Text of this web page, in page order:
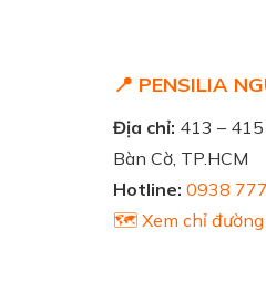
📍 PENSILIA
Địa chỉ: 413 –
Bàn Cờ, TP.HCM
Hotline: 0938
🗺️ Xem chỉ đường